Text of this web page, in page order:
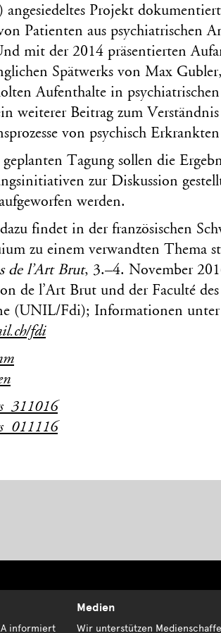
Projekt
Patienten aus psychiatrischen
mit der 2014 präsentierten
Spätwerks von Max
Aufenthalte in
weiterer Beitrag zum
von psychisch
Tagung sollen die
zur Diskussion
werden.
findet in der französischen
zu einem verwandten Thema
de l’Art Brut, 3.–4. November
de l’Art Brut und der Faculté
(UNIL/Fdi); Informationen unter
fdi
informiert
Medien
Wir unterstützen